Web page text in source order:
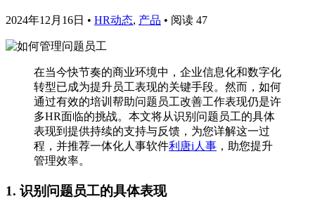
2024年12月16日 • HR动态, 产品 • 阅读 47
在当今快节奏的商业环境中，企业信息化和数字化
转型已成为提升员工表现的关键手段。然而，如何
通过有效的培训帮助问题员工改善工作表现仍是许
多HR面临的挑战。本文将从识别问题员工的具体
表现到提供持续的支持与反馈，为您详解这一过
程，并推荐一体化人事软件利唐i人事 ，助您提升
管理效率。
1. 识别问题员工的具体表现